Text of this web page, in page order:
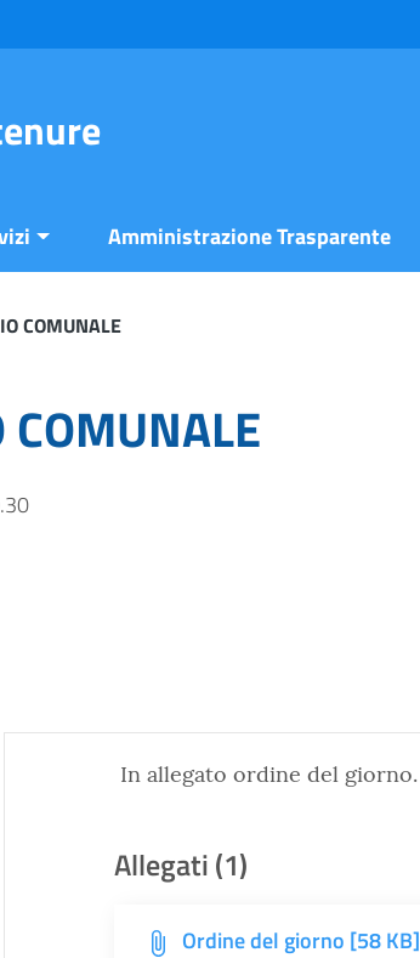
Amministrazione Trasparente
COMUNALE
COMUNALE
In allegato ordine del giorno.
Allegati (1)
Ordine del giorno [58 KB]